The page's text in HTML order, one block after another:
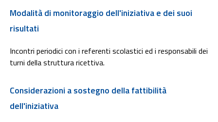
Modalità di monitoraggio dell'iniziativa e dei suoi
risultati
Incontri periodici con i referenti scolastici ed i responsabili dei
turni della struttura ricettiva.
Considerazioni a sostegno della fattibilità
dell'iniziativa